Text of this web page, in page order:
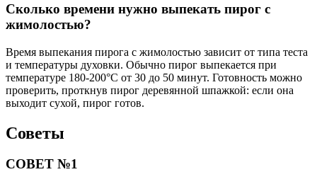
Сколько времени нужно выпекать пирог с
жимолостью?
Время выпекания пирога с жимолостью зависит от типа теста
и температуры духовки. Обычно пирог выпекается при
температуре 180-200°C от 30 до 50 минут. Готовность можно
проверить, проткнув пирог деревянной шпажкой: если она
выходит сухой, пирог готов.
Советы
СОВЕТ №1